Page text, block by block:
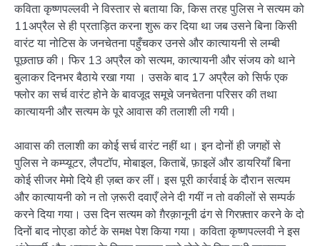
कविता कृष्णपल्लवी ने विस्तार से बताया कि, किस तरह पुलिस ने सत्यम को
11अप्रैल से ही प्रताड़ित करना शुरू कर दिया था जब उसने बिना किसी
वारंट या नोटिस के जनचेतना पहुँचकर उनसे और कात्यायनी से लम्बी
पूछताछ की। फिर 13 अप्रैल को सत्यम, कात्यायनी और संजय को थाने
बुलाकर दिनभर बैठाये रखा गया । उसके बाद 17 अप्रैल को सिर्फ एक
फ्लोर का सर्च वारंट होने के बावजूद समूचे जनचेतना परिसर की तथा
कात्यायनी और सत्यम के पूरे आवास की तलाशी ली गयी।
आवास की तलाशी का कोई सर्च वारंट नहीं था। इन दोनों ही जगहों से
पुलिस ने कम्प्यूटर, लैपटॉप, मोबाइल, किताबें, फ़ाइलें और डायरियाँ बिना
कोई सीजर मेमो दिये ही ज़ब्त कर लीं। इस पूरी कार्रवाई के दौरान सत्यम
और कात्यायनी को न तो ज़रूरी दवाएँ लेने दी गयीं न तो वकीलों से सम्पर्क
करने दिया गया। उस दिन सत्यम को ग़ैरक़ानूनी ढंग से गिरफ़्तार करने के दो
दिनों बाद नोएडा कोर्ट के समक्ष पेश किया गया। कविता कृष्णपल्लवी ने इस